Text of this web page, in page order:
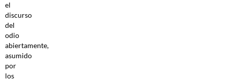
el
discurso
del
odio
abiertamente,
asumido
por
los